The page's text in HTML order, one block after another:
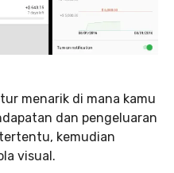
menarik di mana kamu
dan pengeluaran
kemudian
visual.